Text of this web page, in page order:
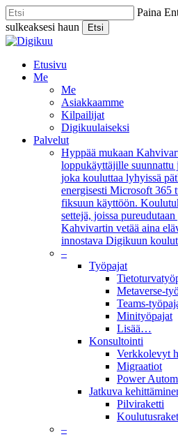
Skip
to
main
content
Paina
sulkeaksesi haun
Etsi
Close
Menu
Etusivu
Me
Me
Asiakkaamme
Kilpailijat
Digikuulaiseksi
Palvelut
Hyppää mukaan
loppukäyttäjille
joka kouluttaa lyhyissä
energisesti Microsoft 365
fiksuun käyttöön.
settejä, joissa
Kahvivartin vetää aina
innostava Digikuun
–
Työpajat
Metaverse-
Teams-
Minityöpajat
Lisää…
Konsultointi
Verkkolevyt
Migraatiot
Power
Jatkuva
Pilviraketti
–